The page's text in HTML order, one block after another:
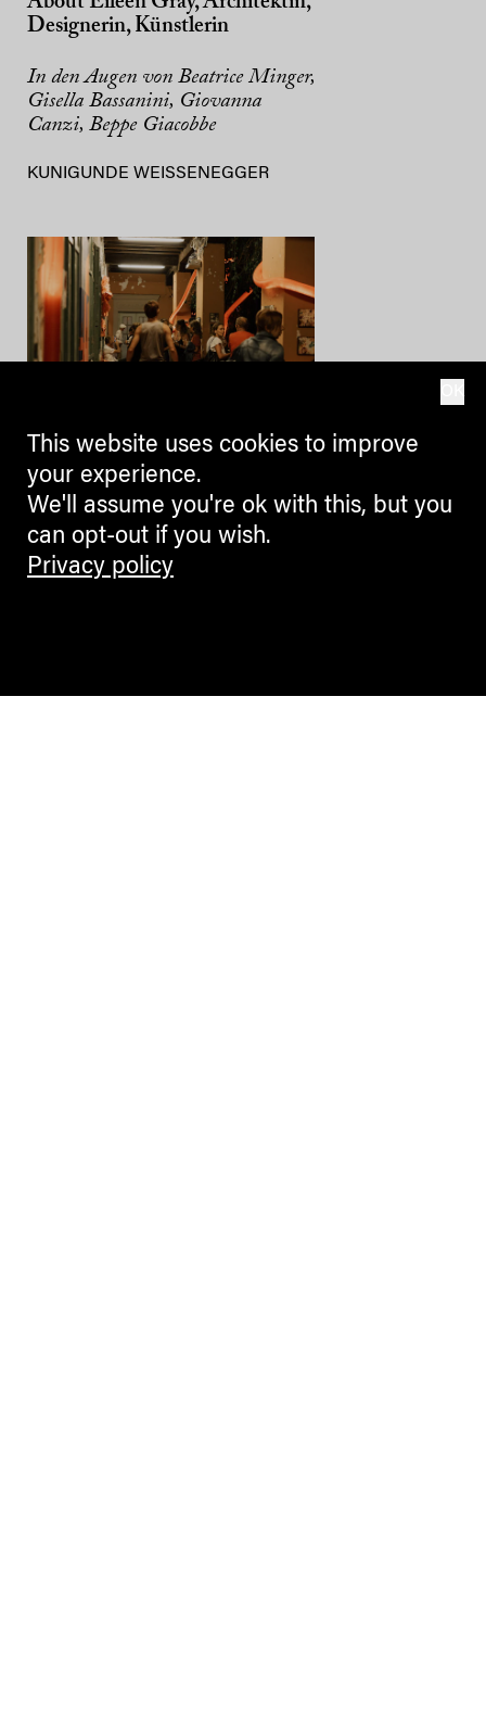
Designerin, Künstlerin
In den Augen von Beatrice Minger,
Gisella Bassanini, Giovanna
Canzi, Beppe Giacobbe
KUNIGUNDE WEISSENEGGER
PLACES
Auer? Ora? AurOra!
Wie ein alter Bahnhof wieder zu
This website uses cookies to improve
your experience.
We'll assume you're ok with this, but you
can opt-out if you wish.
Privacy policy